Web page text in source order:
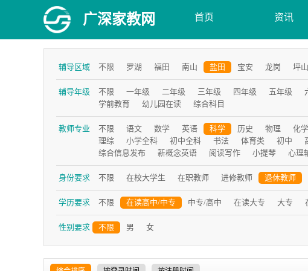
广深家教网 首页 资讯
辅导区域 不限 罗湖 福田 南山 盐田 宝安 龙岗 坪
辅导年级 不限 一年级 二年级 三年级 四年级 五年级
学前教育
幼儿园在读 综合科目
教师专业 不限 语文 数学 英语 科学 历史 物理 化学
理综
小学全科 初中全科 书法 体育类 初中
综合信息发布
新概念英语 阅读写作 小提琴 心理
身份要求 不限 在校大学生 在职教师 进修教师 退休教师
学历要求 不限 在读高中/中专 中专/高中 在读大专 大专
性别要求 不限 男 女